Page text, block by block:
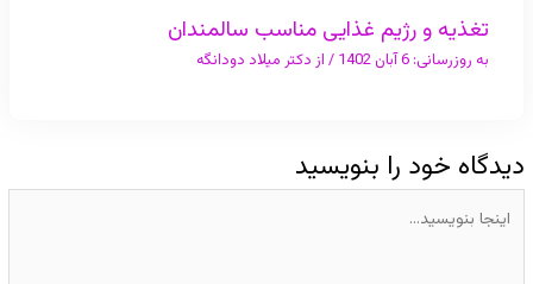
تغذیه و رژیم غذایی مناسب سالمندان
به روزرسانی: 6 آبان 1402 / از دکتر میلاد دودانگه
دیدگاه‌ خود را بنویسید